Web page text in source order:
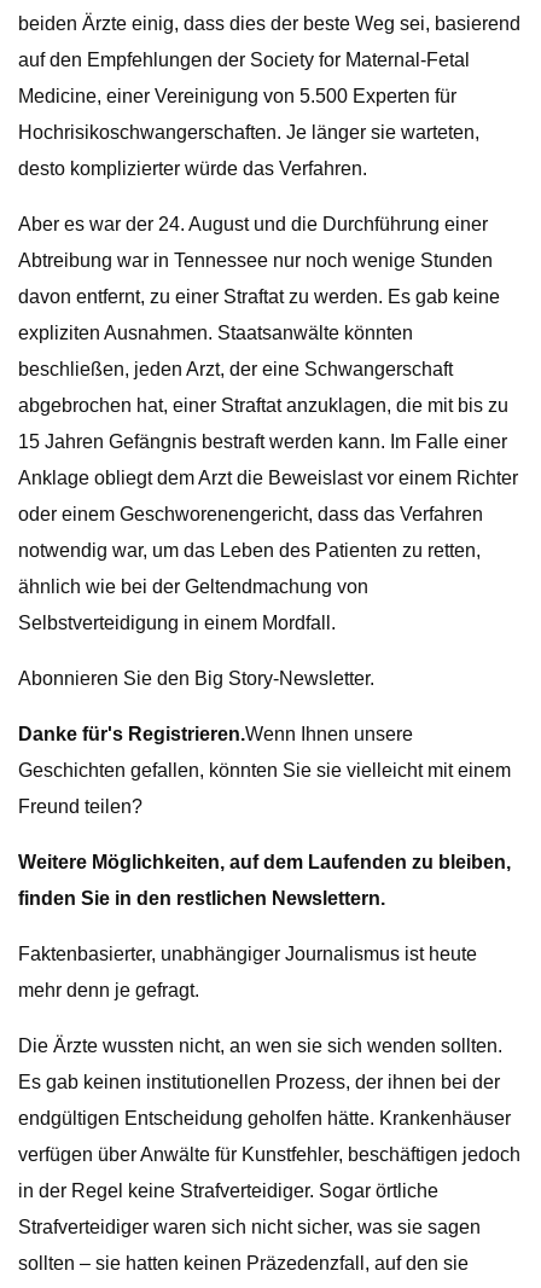
beiden Ärzte einig, dass dies der beste Weg sei, basierend
auf den Empfehlungen der Society for Maternal-Fetal
Medicine, einer Vereinigung von 5.500 Experten für
Hochrisikoschwangerschaften. Je länger sie warteten,
desto komplizierter würde das Verfahren.
Aber es war der 24. August und die Durchführung einer
Abtreibung war in Tennessee nur noch wenige Stunden
davon entfernt, zu einer Straftat zu werden. Es gab keine
expliziten Ausnahmen. Staatsanwälte könnten
beschließen, jeden Arzt, der eine Schwangerschaft
abgebrochen hat, einer Straftat anzuklagen, die mit bis zu
15 Jahren Gefängnis bestraft werden kann. Im Falle einer
Anklage obliegt dem Arzt die Beweislast vor einem Richter
oder einem Geschworenengericht, dass das Verfahren
notwendig war, um das Leben des Patienten zu retten,
ähnlich wie bei der Geltendmachung von
Selbstverteidigung in einem Mordfall.
Abonnieren Sie den Big Story-Newsletter.
Danke für's Registrieren.Wenn Ihnen unsere
Geschichten gefallen, könnten Sie sie vielleicht mit einem
Freund teilen?
Weitere Möglichkeiten, auf dem Laufenden zu bleiben,
finden Sie in den restlichen Newslettern.
Faktenbasierter, unabhängiger Journalismus ist heute
mehr denn je gefragt.
Die Ärzte wussten nicht, an wen sie sich wenden sollten.
Es gab keinen institutionellen Prozess, der ihnen bei der
endgültigen Entscheidung geholfen hätte. Krankenhäuser
verfügen über Anwälte für Kunstfehler, beschäftigen jedoch
in der Regel keine Strafverteidiger. Sogar örtliche
Strafverteidiger waren sich nicht sicher, was sie sagen
sollten – sie hatten keinen Präzedenzfall, auf den sie